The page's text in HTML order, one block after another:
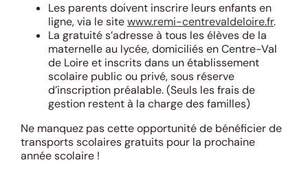
Les parents doivent inscrire leurs enfants en
ligne, via le sitewww.remi-centrevaldeloire.fr.
La gratuité s’adresse à tous les élèves de la
maternelle au lycée, domiciliés en Centre-Val
de Loire et inscrits dans un établissement
scolaire public ou privé, sous réserve
d’inscription préalable. (Seuls les frais de
gestion restent à la charge des familles)
Ne manquez pas cette opportunité de bénéficier de
transports scolaires gratuits pour la prochaine
année scolaire !